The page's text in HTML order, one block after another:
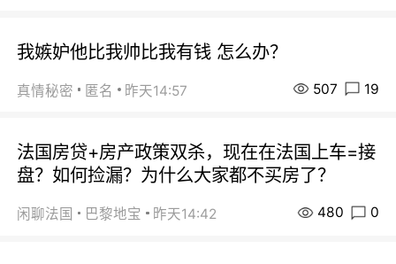
我嫉妒他比我帅比我有钱 怎么办？
真情秘密 匿名 昨天14:57 507 19
法国房贷+房产政策双杀，现在在法国上车=接
盘？如何捡漏？为什么大家都不买房了？
闲聊法国 巴黎地宝 昨天14:42 480 0